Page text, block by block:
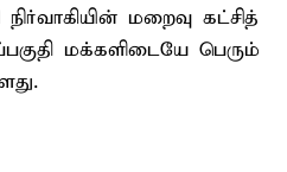
மறைவு கட்சித்
மக்களிடையே பெரும்